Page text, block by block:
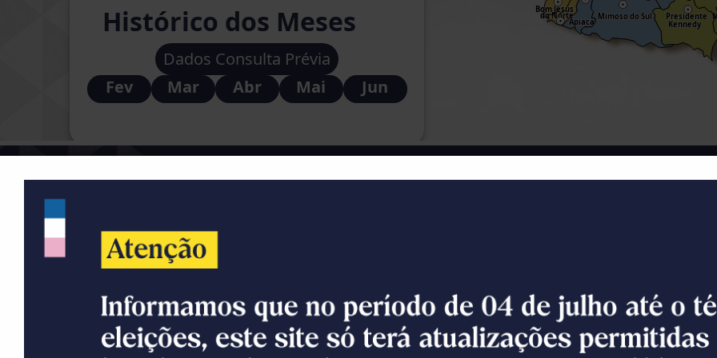
A primeira edição do Ranking do Município com Melhor Ambiente de Negócios
os municípios capixabas que mais têm trabalhado na melhoria do ambiente de
procedimentos de abertura, alteração e baixa de empresas, por meio do uso do
ES. A ideia é fazer cumprir a proposta de desburocratização das leis federais
empreendimentos para a geração de emprego e renda de todo o Estado.